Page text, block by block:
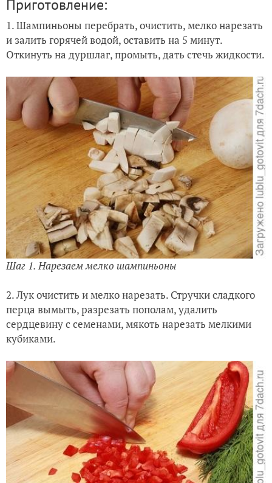
Приготовление:
1. Шампиньоны перебрать, очистить, мелко нарезать
и залить горячей водой, оставить на 5 минут.
Откинуть на дуршлаг, промыть, дать стечь жидкости.
Шаг 1. Нарезаем мелко шампиньоны
2. Лук очистить и мелко нарезать. Стручки сладкого
перца вымыть, разрезать пополам, удалить
сердцевину с семенами, мякоть нарезать мелкими
кубиками.